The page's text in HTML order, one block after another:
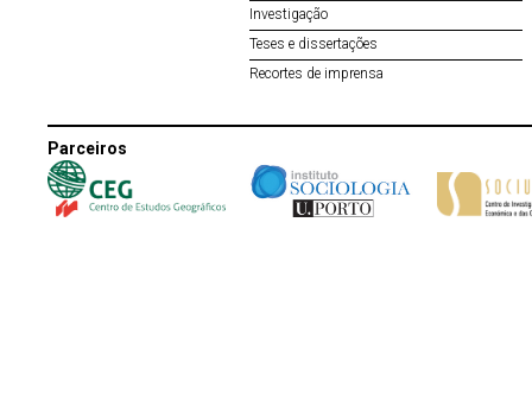
Investigação
Teses e dissertações
Recortes de imprensa
Parceiros